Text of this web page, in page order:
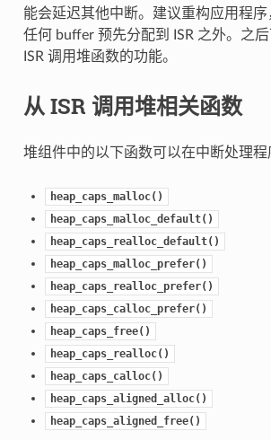
能会延迟其他中断。建议重构应用程序
任何 buffer 预先分配到 ISR 之外。之
ISR 调用堆函数的功能。
从 ISR 调用堆相关函数
堆组件中的以下函数可以在中断处理程
heap_caps_malloc()
heap_caps_malloc_default()
heap_caps_realloc_default()
heap_caps_malloc_prefer()
heap_caps_realloc_prefer()
heap_caps_calloc_prefer()
heap_caps_free()
heap_caps_realloc()
heap_caps_calloc()
heap_caps_aligned_alloc()
heap_caps_aligned_free()